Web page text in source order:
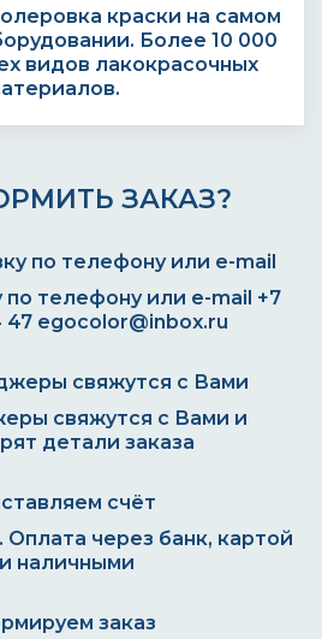
краски на самом
Более 10 000
видов лакокрасочных
ЗАКАЗ?
по телефону или e-mail +7
47 egocolor@inbox.ru
свяжутся с Вами и
детали заказа
Оплата через банк, картой
наличными